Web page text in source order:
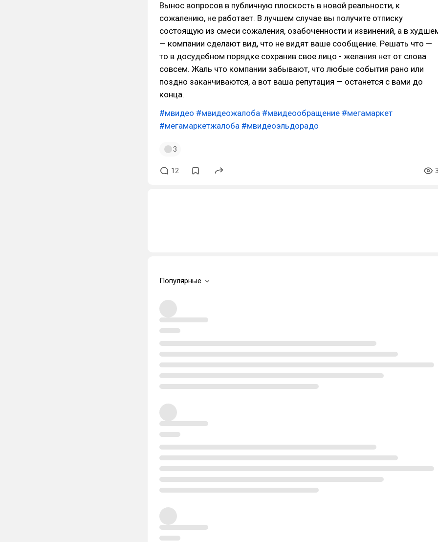
Вынос вопросов в публичную плоскость в новой реальности, к
сожалению, не работает. В лучшем случае вы получите отписку
состоящую из смеси сожаления, озабоченности и извинений, а в
— компании сделают вид, что не видят ваше сообщение. Решать что —
то в досудебном порядке сохранив свое лицо - желания нет от слова
совсем. Жаль что компании забывают, что любые события рано или
поздно заканчиваются, а вот ваша репутация — останется с вами до
конца.
#мвидео #мвидеожалоба #мвидеообращение #мегамаркет
#мегамаркетжалоба #мвидеоэльдорадо
3
12
Популярные